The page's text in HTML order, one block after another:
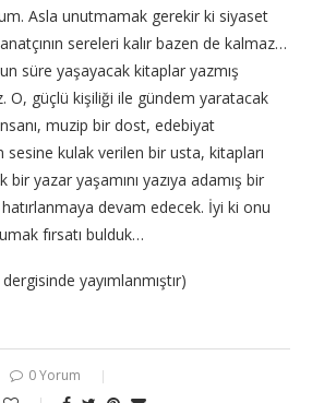
Asla unutmamak gerekir ki siyaset
sereleri kalır bazen de kalmaz…
süre yaşayacak kitaplar yazmış
O, güçlü kişiliği ile gündem yaratacak
muzip bir dost, edebiyat
sesine kulak verilen bir usta, kitapları
yazar yaşamını yazıya adamış bir
devam edecek. İyi ki onu
fırsatı bulduk…
yayımlanmıştır)
0 Yorum